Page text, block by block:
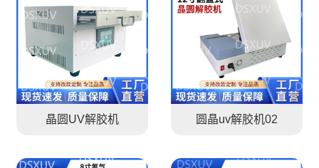
晶圆UV解胶机 圆晶uv解胶机02